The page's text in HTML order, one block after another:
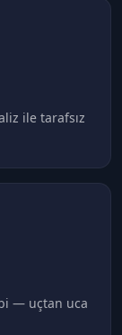
ile tarafsız
— uçtan uca